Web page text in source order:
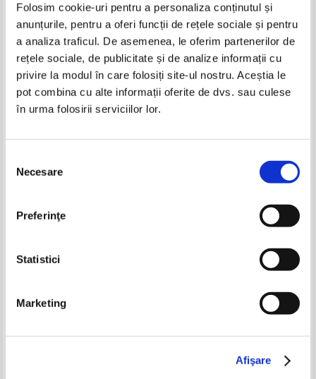
Folosim cookie-uri pentru a personaliza conținutul și
anunțurile, pentru a oferi funcții de rețele sociale și pentru
a analiza traficul. De asemenea, le oferim partenerilor de
rețele sociale, de publicitate și de analize informații cu
privire la modul în care folosiți site-ul nostru. Aceștia le
pot combina cu alte informații oferite de dvs. sau culese
în urma folosirii serviciilor lor.
consimțământului
Necesare
Preferinţe
Statistici
Marketing
Afişare
Mihail Negru - Henrik Ibsen.
Viata si opera. Filosofia lui
sociala (1920)
Ionel Teodoreanu - Ulita
copilariei (1947)
Adaugă în coș
Octav Dessila - Iubim. Sfarsit de
viata (volumul 2, 1945)
Adaugă în coș